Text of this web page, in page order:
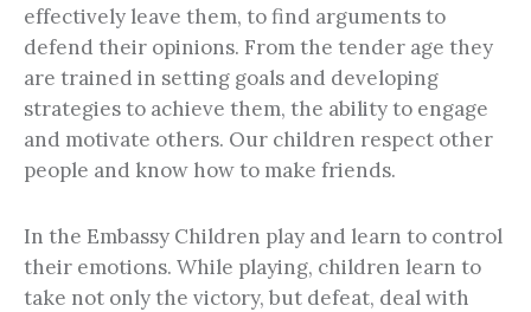
effectively leave them, to find arguments to
defend their opinions. From the tender age they
are trained in setting goals and developing
strategies to achieve them, the ability to engage
and motivate others. Our children respect other
people and know how to make friends.
In the Embassy Children play and learn to control
their emotions. While playing, children learn to
take not only the victory, but defeat, deal with